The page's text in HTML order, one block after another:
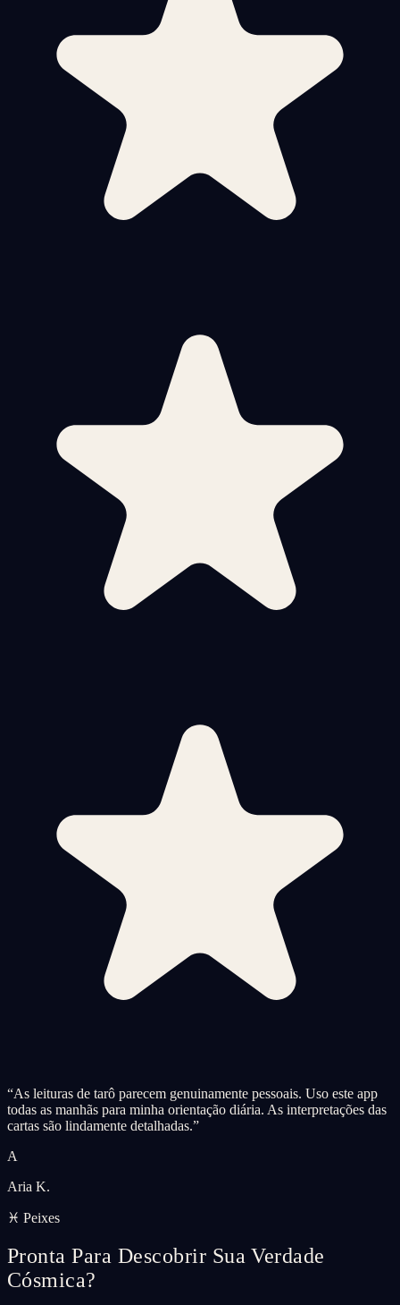
“As leituras de tarô parecem genuinamente pessoais. Uso este app
todas as manhãs para minha orientação diária. As interpretações das
cartas são lindamente detalhadas.”
A
Aria K.
♓ Peixes
Pronta Para Descobrir Sua Verdade
Cósmica?